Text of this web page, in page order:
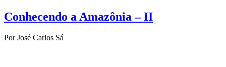
Conhecendo a Amazônia – II
Por José Carlos Sá